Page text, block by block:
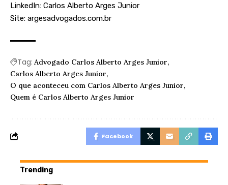
LinkedIn: Carlos Alberto Arges Junior
Site: argesadvogados.com.br
Tag: Advogado Carlos Alberto Arges Junior
Carlos Alberto Arges Junior
O que aconteceu com Carlos Alberto Arges Junior
Quem é Carlos Alberto Arges Junior
Facebook
Trending